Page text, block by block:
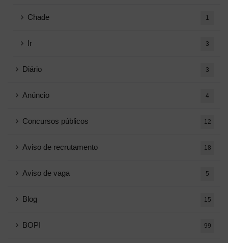
Chade 1
Ir 3
Diário 3
Anúncio 4
Concursos públicos 12
Aviso de recrutamento 18
Aviso de vaga 5
Blog 15
BOPI 99